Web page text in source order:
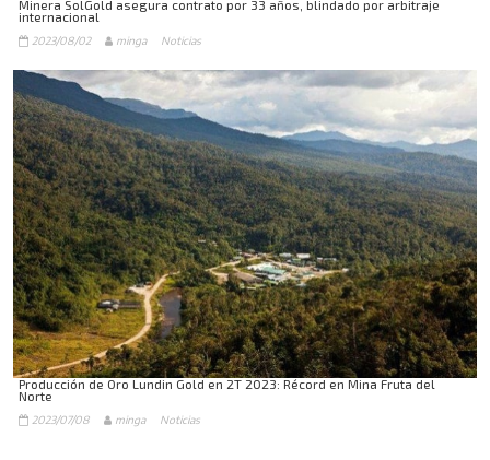
Minera SolGold asegura contrato por 33 años, blindado por arbitraje
internacional
2023/08/02 minga Noticias
Producción de Oro Lundin Gold en 2T 2023: Récord en Mina Fruta del
Norte
2023/07/08 minga Noticias